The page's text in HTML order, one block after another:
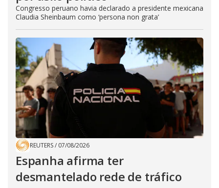
Congresso peruano havia declarado a presidente mexicana
Claudia Sheinbaum como ‘persona non grata’
REUTERS/ 07/08/2026
Espanha afirma ter
desmantelado rede de tráfico